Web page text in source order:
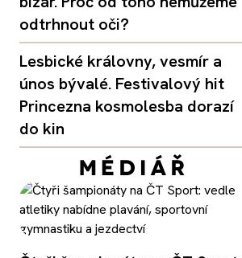
odtrhnout oči?
Lesbické královny, vesmír a
únos bývalé. Festivalový hit
Princezna kosmolesba dorazí
do kin